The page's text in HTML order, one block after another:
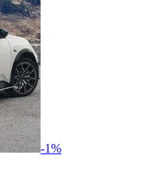
-1%